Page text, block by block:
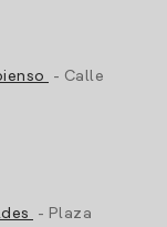
- Calle
- Plaza